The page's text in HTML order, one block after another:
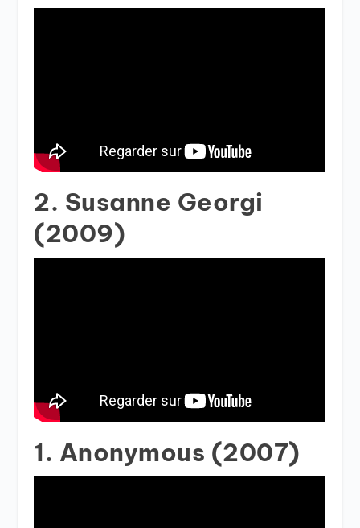
2. Susanne Georgi
(2009)
1. Anonymous (2007)